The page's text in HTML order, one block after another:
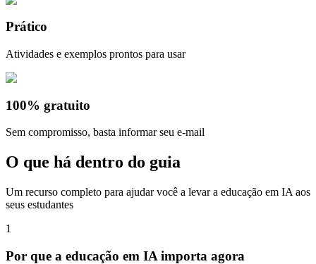
Prático
Atividades e exemplos prontos para usar
100% gratuito
Sem compromisso, basta informar seu e-mail
O que há dentro do guia
Um recurso completo para ajudar você a levar a educação em IA aos
seus estudantes
1
Por que a educação em IA importa agora